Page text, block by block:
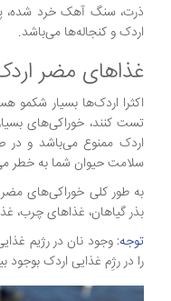
ذرت، سنگ آهک خرد شده،
اردک و کنجاله‌ها می‌باشد.
غذاهای مضر
اکثرا اردک‌ها بسیار شکمو
تست کنند، خوراکی‌های
اردک ممنوع می‌باشد و
سلامت حیوان شما به خطر
به طور کلی خوراکی‌های
بذر گیاهان، غذاهای چرب،
توجه: وجود نان در رژیم
را در رژِم غذایی اردک بوجود